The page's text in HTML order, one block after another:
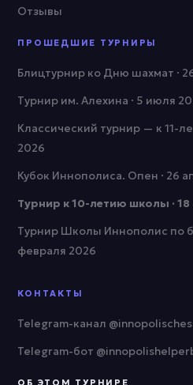
Отзывы
ПРОШЕДШИЕ ТУРНИРЫ
Блицтурнир ко Дню шахмат ·
Турнир им. Алехина · 5 июля
Классический турнир — к 11-
2026
Кубок Иннополиса. Опен · 26
Турнир к 10-летию школы ·
Турнир Школы Иннополис по
февраля 2026
КОНТАКТЫ
Telegram-канал
Telegram-бот
ОБ ЭТОМ ТУРНИРЕ